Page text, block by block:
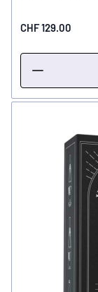
CHF 129.00